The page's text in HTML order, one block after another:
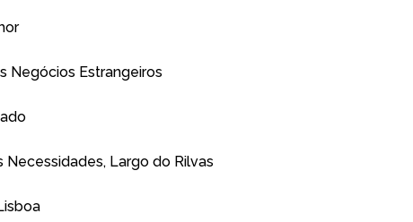
Negócios Estrangeiros
Necessidades, Largo do Rilvas